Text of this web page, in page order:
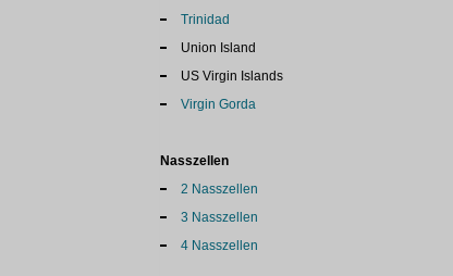
Trinidad
Union Island
US Virgin Islands
Virgin Gorda
Nasszellen
2 Nasszellen
3 Nasszellen
4 Nasszellen